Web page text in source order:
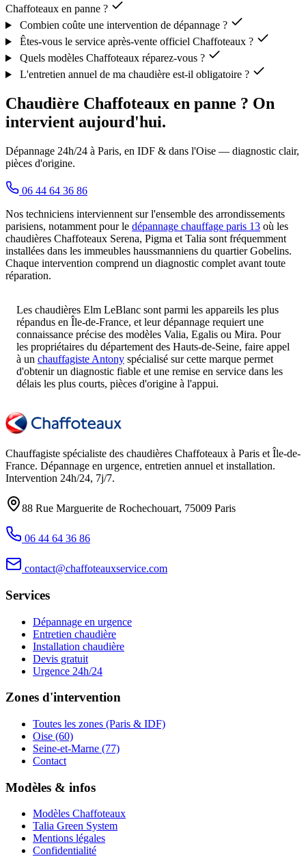
Chaffoteaux en panne ?
Combien coûte une intervention de dépannage ?
Êtes-vous le service après-vente officiel Chaffoteaux ?
Quels modèles Chaffoteaux réparez-vous ?
L'entretien annuel de ma chaudière est-il obligatoire ?
Chaudière Chaffoteaux en panne ? On
intervient aujourd'hui.
Dépannage 24h/24 à Paris, en IDF & dans l'Oise — diagnostic clair,
pièces d'origine.
06 44 64 36 86
Nos techniciens interviennent sur l'ensemble des arrondissements
parisiens, notamment pour le dépannage chauffage paris 13 où les
chaudières Chaffoteaux Serena, Pigma et Talia sont fréquemment
installées dans les immeubles haussmanniens du quartier Gobelins.
Chaque intervention comprend un diagnostic complet avant toute
réparation.
Les chaudières Elm LeBlanc sont parmi les appareils les plus
répandus en Île-de-France, et leur dépannage requiert une
connaissance précise des modèles Valia, Egalis ou Mira. Pour
les propriétaires du département des Hauts-de-Seine, faire appel
à un chauffagiste Antony spécialisé sur cette marque permet
d'obtenir un diagnostic fiable et une remise en service dans les
délais les plus courts, pièces d'origine à l'appui.
Chauffagiste spécialiste des chaudières Chaffoteaux à Paris et Île-de-
France. Dépannage en urgence, entretien annuel et installation.
Intervention 24h/24, 7j/7.
88 Rue Marguerite de Rochechouart, 75009 Paris
06 44 64 36 86
contact@chaffoteauxservice.com
Services
Dépannage en urgence
Entretien chaudière
Installation chaudière
Devis gratuit
Urgence 24h/24
Zones d'intervention
Toutes les zones (Paris & IDF)
Oise (60)
Seine-et-Marne (77)
Contact
Modèles & infos
Modèles Chaffoteaux
Talia Green System
Mentions légales
Confidentialité